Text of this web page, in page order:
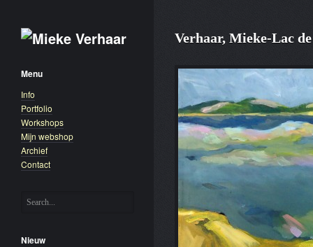
Menu
Info
Portfolio
Workshops
Mijn webshop
Archief
Contact
Nieuw
Verhaar, Mieke-Lac